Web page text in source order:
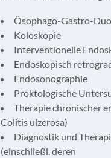
Ösophago-Gastro-
Koloskopie
Interventionelle
Endoskopisch
Endosonographie
Proktologische
Therapie chronischer
Colitis ulzerosa)
Diagnostik und
(einschließl. deren